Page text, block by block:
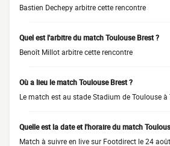
Bastien Dechepy arbitre cette rencontre
Quel est l'arbitre du match Toulouse Brest ?
Benoît Millot arbitre cette rencontre
Où a lieu le match Toulouse Brest ?
Le match est au stade Stadium de Toulouse à
Quelle est la date et l'horaire du match
Match à suivre en live sur Footdirect le 24